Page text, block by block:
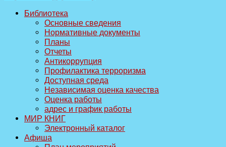
Библиотека
Основные сведения
Нормативные документы
Планы
Отчеты
Антикоррупция
Профилактика терроризма
Доступная среда
Независимая оценка качества
Оценка работы
адрес и график работы
МИР КНИГ
Электронный каталог
Афиша